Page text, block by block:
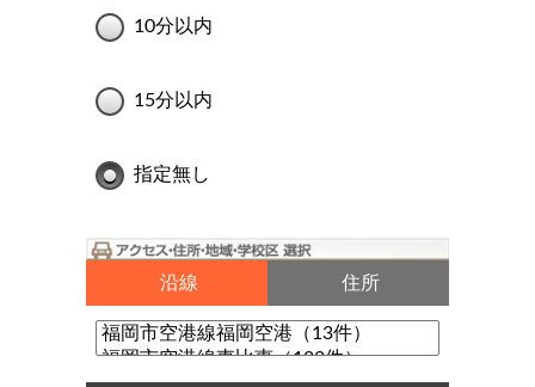
10分以内
15分以内
指定無し
沿線 住所